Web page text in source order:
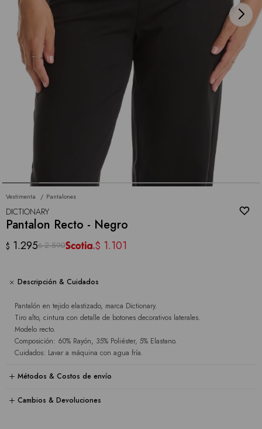
Vestimenta Pantalones
DICTIONARY
Pantalon Recto - Negro
$ 1.295$ 2.590 $ 1.101
Descripción & Cuidados
Pantalón en tejido elastizado, marca Dictionary.
Tiro alto, cintura con detalle de botones decorativos laterales.
Modelo recto.
Composición: 60% Rayón, 35% Poliéster, 5% Elastano.
Cuidados: Lavar a máquina con agua fría.
Métodos & Costos de envío
Cambios & Devoluciones